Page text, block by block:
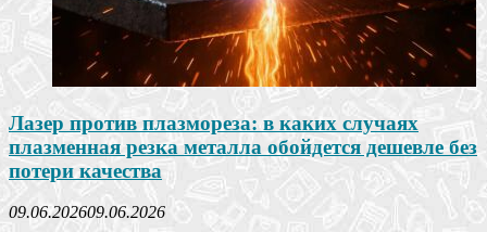
Лазер против плазмореза: в каких случаях
плазменная резка металла обойдется дешевле без
потери качества
09.06.202609.06.2026